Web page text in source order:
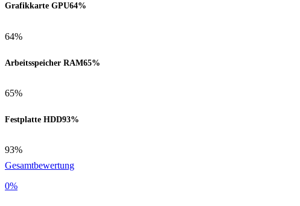
Grafikkarte GPU64%
64%
Arbeitsspeicher RAM65%
65%
Festplatte HDD93%
93%
Gesamtbewertung
0%